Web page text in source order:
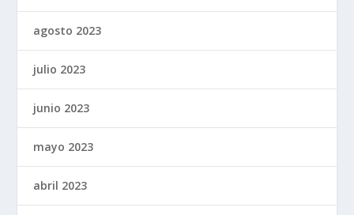
agosto 2023
julio 2023
junio 2023
mayo 2023
abril 2023